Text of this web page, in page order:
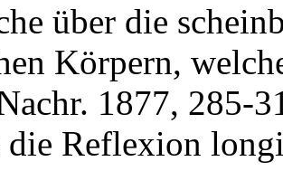
über die
Körpern,
1877, 285-
die Reflexion